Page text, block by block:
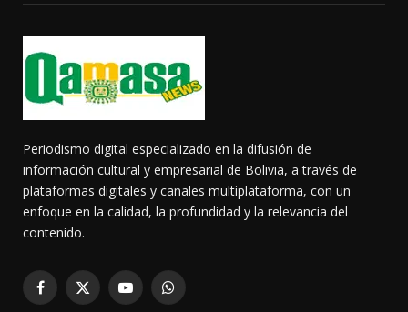
Periodismo digital especializado en la difusión de
información cultural y empresarial de Bolivia, a través de
plataformas digitales y canales multiplataforma, con un
enfoque en la calidad, la profundidad y la relevancia del
contenido.
Facebook
X
YouTubeWhatsApp